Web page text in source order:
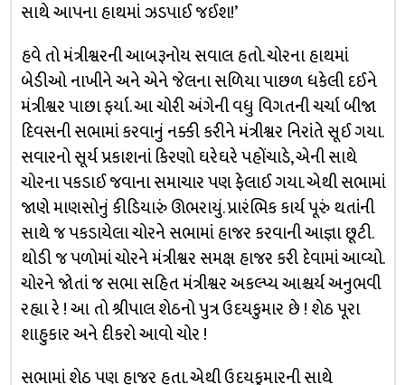
સાથે આપના હાથમાં ઝડપાઈ જઈશ!’
હવે તો મંત્રીશ્વરની આબરૂનોય સવાલ હતો. ચોરના હાથમાં
બેડીઓ નાખીને અને એને જેલના સળિયા પાછળ ધકેલી દઈને
મંત્રીશ્વર પાછા ફર્યા. આ ચોરી અંગેની વધુ વિગતની ચર્ચા બીજા
દિવસની સભામાં કરવાનું નક્કી કરીને મંત્રીશ્વર નિરાંતે સૂઈ ગયા.
સવારનો સૂર્ય પ્રકાશનાં કિરણો ઘરેઘરે પહોંચાડે, એની સાથે
ચોરના પકડાઈ જવાના સમાચાર પણ ફેલાઈ ગયા. એથી સભામાં
જાણે માણસોનું કીડિયારું ઊભરાયું. પ્રારંભિક કાર્ય પૂરું થતાંની
સાથે જ પકડાયેલા ચોરને સભામાં હાજર કરવાની આજ્ઞા છૂટી.
થોડી જ પળોમાં ચોરને મંત્રીશ્વર સમક્ષ હાજર કરી દેવામાં આવ્યો.
ચોરને જોતાં જ સભા સહિત મંત્રીશ્વર અકલ્પ્ય આશ્ચર્ય અનુભવી
રહ્યા રે ! આ તો શ્રીપાલ શેઠનો પુત્ર ઉદયકુમાર છે ! શેઠ પૂરા
શાહુકાર અને દીકરો આવો ચોર !
સભામાં શેઠ પણ હાજર હતા. એથી ઉદયકુમારની સાથે